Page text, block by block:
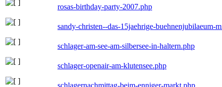
rosas-birthday-party-2007.php
sandy-christen--das-15jaehrige-buehnenjubilaeum-
schlager-am-see-am-silbersee-in-haltern.php
schlager-openair-am-klutensee.php
schlagernachmittag-beim-enniger-markt.php